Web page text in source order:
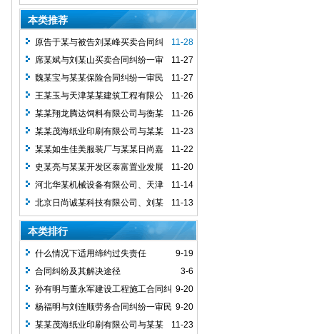
祥加工合同纠纷二审民事判决书
本类推荐
11-28
原告于某与被告刘某峰买卖合同纠
纷一案民事判决书
11-27
席某斌与刘某山买卖合同纠纷一审
民事判决书
11-27
魏某宝与某某保险合同纠纷一审民
事判决书
11-26
王某玉与天津某某建筑工程有限公
司房屋租赁合同纠纷一审民事判决...
11-26
某某翔龙腾达饲料有限公司与衡某
稳买卖合同纠纷一审民事判决书
11-23
某某茂海纸业印刷有限公司与某某
华林机械设备有限公司买卖合同...
11-22
某某如生佳美服装厂与某某日尚嘉
诚科技有限公司加工合同纠纷一审...
11-20
史某亮与某某开发区泰富置业发展
有限公司、某某金之家房地产经纪..
11-14
河北华某机械设备有限公司、天津
市茂某纸业印刷有限公司买卖合同...
11-13
北京日尚诚某科技有限公司、刘某
祥加工合同纠纷二审民事判决书
本类排行
9-19
什么情况下适用缔约过失责任
3-6
合同纠纷及其解决途径
9-20
孙有明与董永军建设工程施工合同纠
纷一审民事判决书
9-20
杨福明与刘连顺劳务合同纠纷一审民
事判决书
11-23
某某茂海纸业印刷有限公司与某某